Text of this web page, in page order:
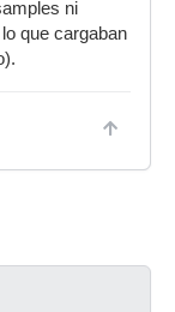
ni
que cargaban